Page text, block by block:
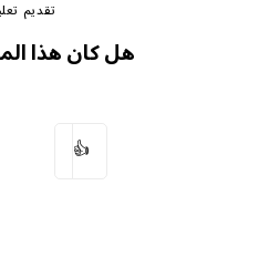
تقديم
هل كان هذا
👍